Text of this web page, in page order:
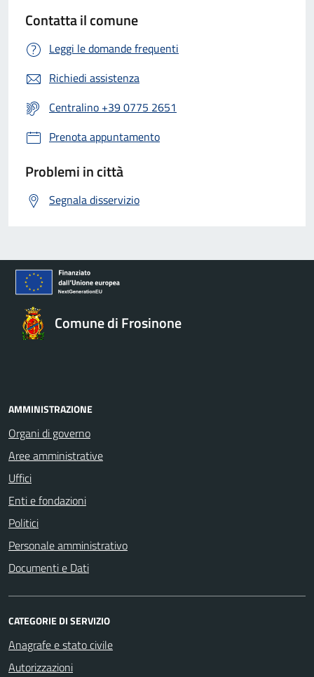
Contatta il comune
Leggi le domande frequenti
Richiedi assistenza
Centralino +39 0775 2651
Prenota appuntamento
Problemi in città
Segnala disservizio
Comune di Frosinone
AMMINISTRAZIONE
Organi di governo
Aree amministrative
Uffici
Enti e fondazioni
Politici
Personale amministrativo
Documenti e Dati
CATEGORIE DI SERVIZIO
Anagrafe e stato civile
Autorizzazioni